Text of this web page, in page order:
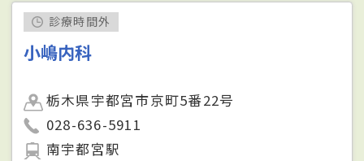
診療時間外
小嶋内科
栃木県宇都宮市京町5番22号
028-636-5911
南宇都宮駅